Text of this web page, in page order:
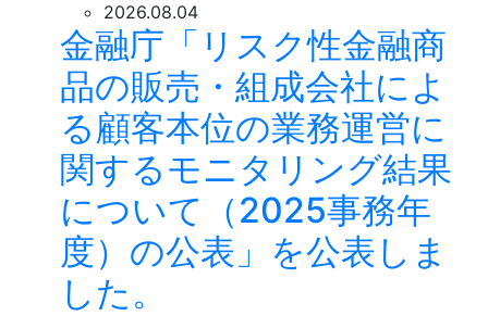
2026.08.04
金融庁「リスク性金融商
品の販売・組成会社によ
る顧客本位の業務運営に
関するモニタリング結果
について（2025事務年
度）の公表」を公表しま
した。